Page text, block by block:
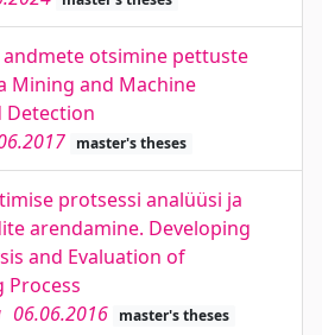
otsimine pettuste
Mining and Machine
Detection
master's theses
protsessi analüüsi ja
arendamine. Developing
and Evaluation of
Process
06.06.2016 master's theses